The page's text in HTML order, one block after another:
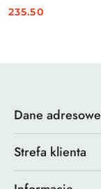
Cena:
235.50
Dane adresowe
Strefa klienta